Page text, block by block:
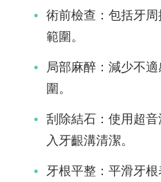
術前檢查：包括牙
範圍。
局部麻醉：減少不
圍。
刮除結石：使用超
入牙齦溝清潔。
牙根平整：平滑牙